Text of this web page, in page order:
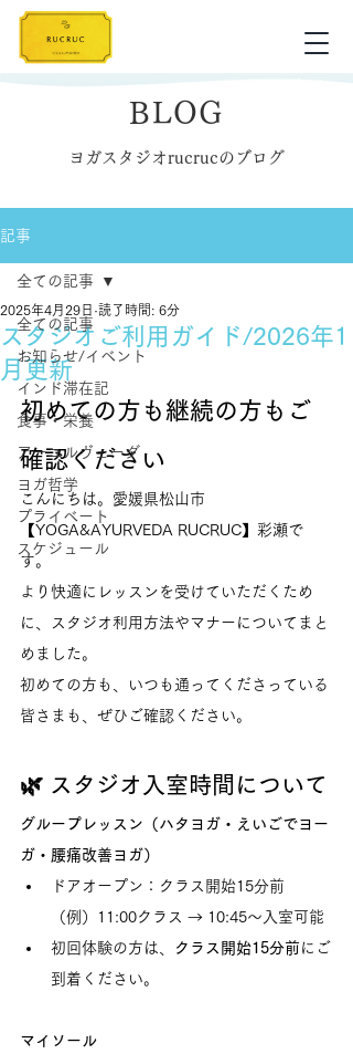
BLOG
ヨガスタジオrucrucのブログ
記事
全ての記事
お知らせ/イベント
インド滞在記
食事・栄養
アーユルヴェーダ
ヨガ哲学
プライベート
スケジュール
全ての記事
スタジオご利用ガイド/2026年1
月更新
2025年4月29日 読了時間: 6分
初めての方も継続の方もご
確認ください
こんにちは。愛媛県松山市
【YOGA&AYURVEDA RUCRUC】彩瀬で
す。
より快適にレッスンを受けていただくため
に、スタジオ利用方法やマナーについてまと
めました。
初めての方も、いつも通ってくださっている
皆さまも、ぜひご確認ください。
🌿 スタジオ入室時間について
グループレッスン（ハタヨガ・えいごでヨー
ガ・腰痛改善ヨガ）
ドアオープン：クラス開始15分前
（例）11:00クラス → 10:45〜入室可能
初回体験の方は、
クラス開始15分前 にご
到着ください。
マイソール